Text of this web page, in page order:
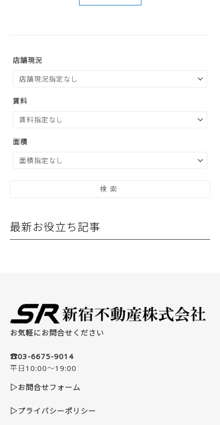
店舗現況
賃料
面積
最新お役立ち記事
お気軽にお問合せください
☎03-6675-9014
平日10:00～19:00
▷お問合せフォーム
▷プライバシーポリシー